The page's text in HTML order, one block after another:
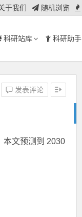
于我们 随机浏览
科研站库 科研助手
发表评论
本文预测到 2030